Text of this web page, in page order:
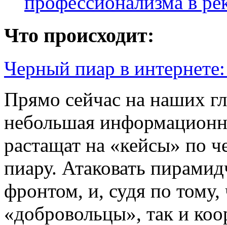
Что происходит:
Черный пиар в
Прямо сейчас на наших
небольшая
растащат на «кейсы» по
пиару. Атаковать
фронтом, и, судя по тому,
«добровольцы», так и